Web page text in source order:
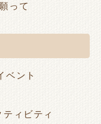
って
ベント
ィビティ